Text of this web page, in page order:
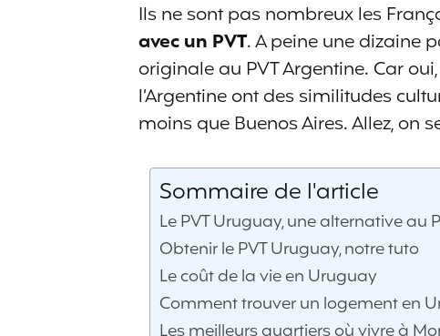
Ils ne sont pas nombreux les
avec un PVT. A peine une dizaine
originale au PVT Argentine. Car
l’Argentine ont des similitudes
moins que Buenos Aires. Allez, on
Sommaire de l'article
Le PVT Uruguay, une alternative au
Obtenir le PVT Uruguay, notre tuto
Le coût de la vie en Uruguay
Comment trouver un logement en